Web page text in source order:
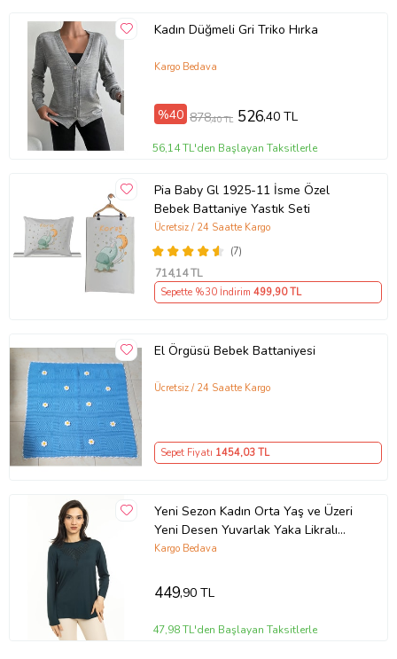
Kadın Düğmeli Gri Triko Hırka
Kargo Bedava
%40 878,40 TL 526,40 TL
56,14 TL'den Başlayan Taksitlerle
Pia Baby Gl 1925-11 İsme Özel
Bebek Battaniye Yastık Seti
(7)
Ücretsiz / 24 Saatte Kargo
714,14 TL
Sepette %30 İndirim 499,90 TL
El Örgüsü Bebek Battaniyesi
Ücretsiz / 24 Saatte Kargo
Sepet Fiyatı 1454,03 TL
Yeni Sezon Kadın Orta Yaş ve Üzeri
Yeni Desen Yuvarlak Yaka Likralı
Anne Penye Bluz 30530 (Zümrüt
Kargo Bedava
449,90 TL
47,98 TL'den Başlayan Taksitlerle